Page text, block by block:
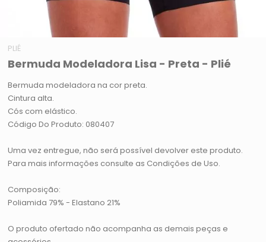
PLIÉ
Bermuda Modeladora Lisa - Preta - Plié
Bermuda modeladora na cor preta.
Cintura alta.
Cós com elástico.
Código Do Produto: 080407
Uma vez entregue, não será possível devolver este produto.
Para mais informações consulte as Condições de Uso.
Composição:
Poliamida 79% - Elastano 21%
O produto ofertado não acompanha as demais peças e